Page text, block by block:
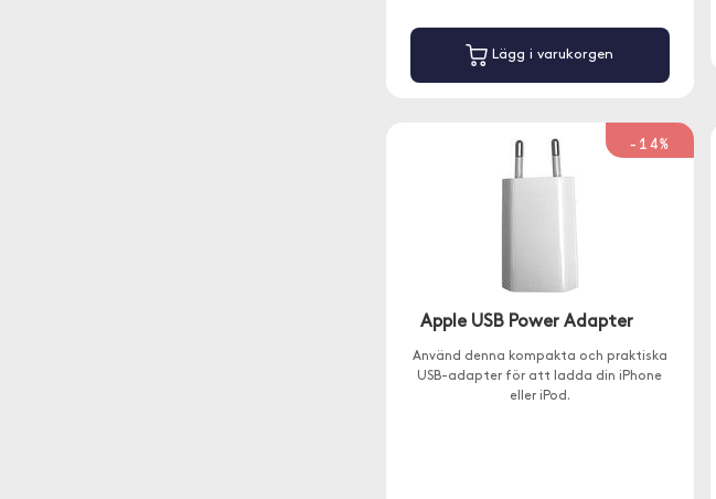
Lägg i varukorgen
-14%
Apple USB Power Adapter
Använd denna kompakta och praktiska
USB-adapter för att ladda din iPhone
eller iPod.